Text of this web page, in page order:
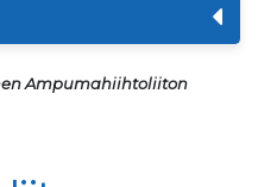
Ampumahiihtoliiton